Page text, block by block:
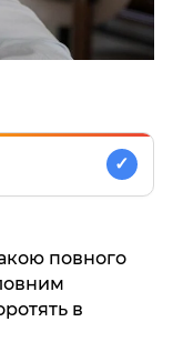
✓
повного
в